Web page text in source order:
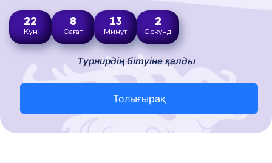
22
Күн
8
Сағат
13
Минут
1
Секунд
Турнирдің бітуіне қалды
Толығырақ